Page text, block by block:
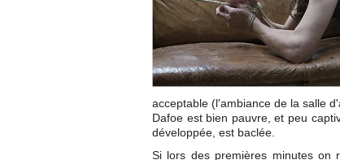
acceptable (l'ambiance de la salle
Dafoe est bien pauvre, et peu
développée, est baclée.
Si lors des premières minutes on